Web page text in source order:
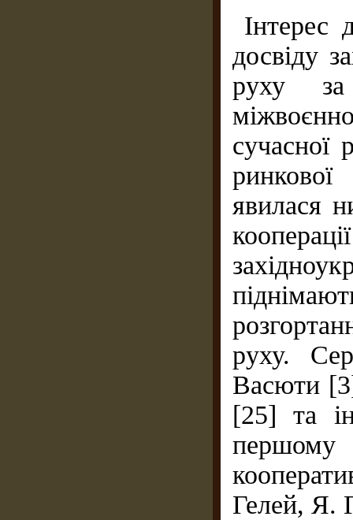
Інтерес
досвіду
руху за
сучасної
ринкової
явилася
руху.
Васюти
[25] та
першому
Гелей, Я.